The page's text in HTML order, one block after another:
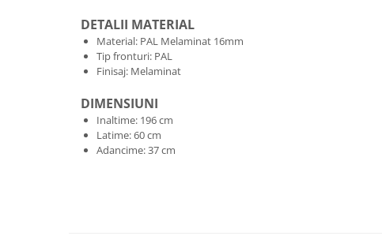
DETALII MATERIAL
Material: PAL Melaminat 16mm
Tip fronturi: PAL
Finisaj: Melaminat
DIMENSIUNI
Inaltime: 196 cm
Latime: 60 cm
Adancime: 37 cm